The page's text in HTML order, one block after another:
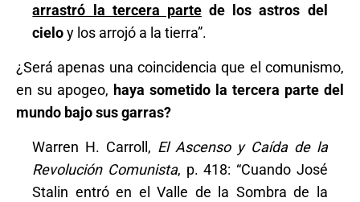
arrastró la tercera partede los astros del
cieloy los arrojó a la tierra”.
¿Será apenas una coincidencia que el comunismo,
en su apogeo, haya sometido la tercera parte del
mundo bajo sus garras?
Warren H. Carroll, El Ascenso y Caída de la
Revolución Comunista, p. 418: “Cuando José
Stalin entró en el Valle de la Sombra de la